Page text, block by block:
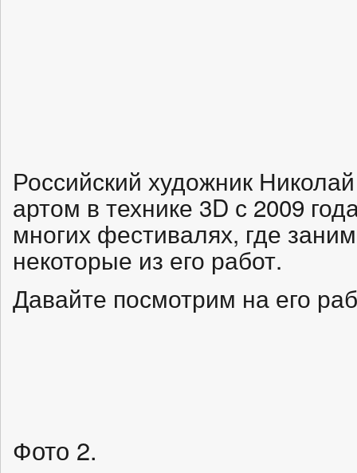
Российский художник
артом в технике 3D с 2009
многих фестивалях, где
некоторые из его работ.
Давайте посмотрим на его
Фото 2.